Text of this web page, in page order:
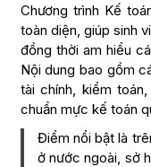
Chương trình Kế
toàn diện, giúp sinh
đồng thời am hiểu
Nội dung bao gồm
tài chính, kiểm
chuẩn mực kế toán
Điểm nổi bật là
ở nước ngoài, sở